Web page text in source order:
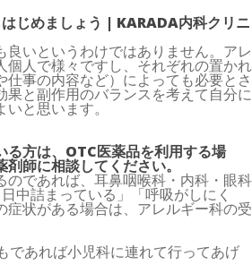
じめましょう | KARADA内科クリニ
良いというわけではありません。アレ
個人で様々ですし、それぞれの置かれ
仕事の内容など）によっても必要とさ
果と副作用のバランスを考えて自分に
と思います。
る方は、OTC医薬品を利用する場
師に相談してください。
のであれば、耳鼻咽喉科・内科・眼科
中詰まっている」「呼吸がしにく
症状がある場合は、アレルギー科の受
であれば小児科に連れて行ってあげ